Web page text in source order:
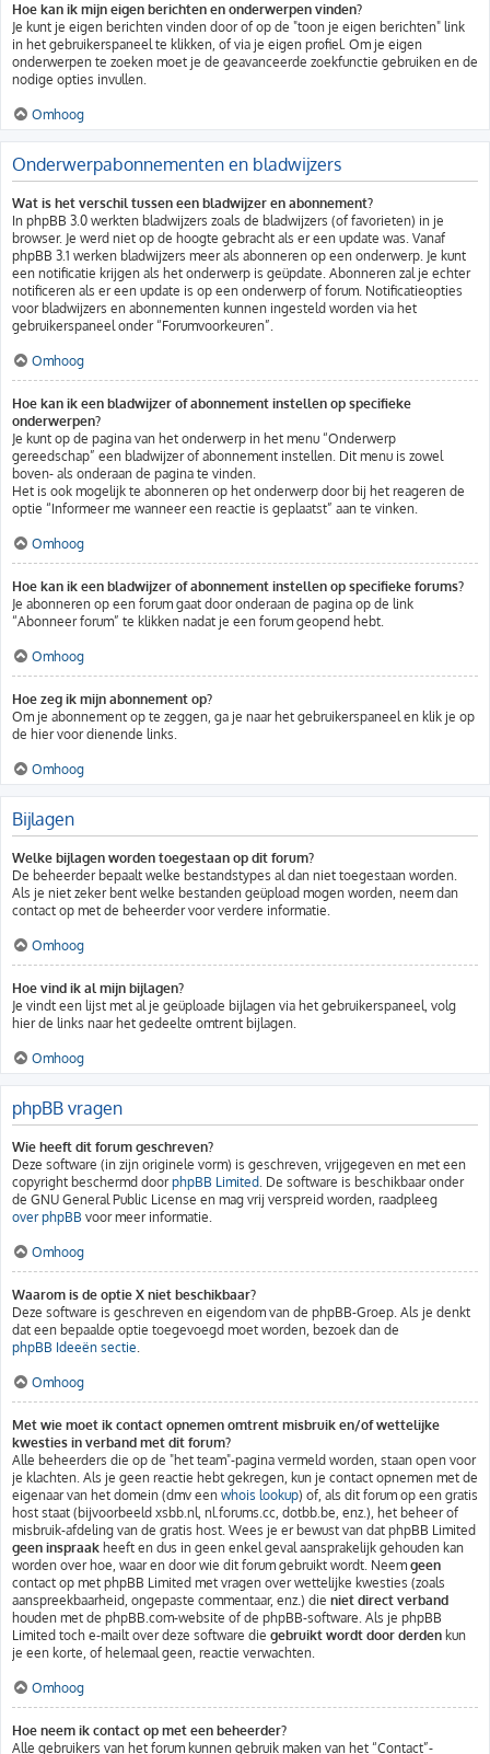
Hoe kan ik mijn eigen berichten en onderwerpen vinden?
Je kunt je eigen berichten vinden door of op de "toon je eigen berichten" link
in het gebruikerspaneel te klikken, of via je eigen profiel. Om je eigen
onderwerpen te zoeken moet je de geavanceerde zoekfunctie gebruiken en de
nodige opties invullen.
Omhoog
Onderwerpabonnementen en bladwijzers
Wat is het verschil tussen een bladwijzer en abonnement?
In phpBB 3.0 werkten bladwijzers zoals de bladwijzers (of favorieten) in je
browser. Je werd niet op de hoogte gebracht als er een update was. Vanaf
phpBB 3.1 werken bladwijzers meer als abonneren op een onderwerp. Je kunt
een notificatie krijgen als het onderwerp is geüpdate. Abonneren zal je echter
notificeren als er een update is op een onderwerp of forum. Notificatieopties
voor bladwijzers en abonnementen kunnen ingesteld worden via het
gebruikerspaneel onder “Forumvoorkeuren”.
Omhoog
Hoe kan ik een bladwijzer of abonnement instellen op specifieke
onderwerpen?
Je kunt op de pagina van het onderwerp in het menu “Onderwerp
gereedschap” een bladwijzer of abonnement instellen. Dit menu is zowel
boven- als onderaan de pagina te vinden.
Het is ook mogelijk te abonneren op het onderwerp door bij het reageren de
optie “Informeer me wanneer een reactie is geplaatst” aan te vinken.
Omhoog
Hoe kan ik een bladwijzer of abonnement instellen op specifieke forums?
Je abonneren op een forum gaat door onderaan de pagina op de link
“Abonneer forum” te klikken nadat je een forum geopend hebt.
Omhoog
Hoe zeg ik mijn abonnement op?
Om je abonnement op te zeggen, ga je naar het gebruikerspaneel en klik je op
de hier voor dienende links.
Omhoog
Bijlagen
Welke bijlagen worden toegestaan op dit forum?
De beheerder bepaalt welke bestandstypes al dan niet toegestaan worden.
Als je niet zeker bent welke bestanden geüpload mogen worden, neem dan
contact op met de beheerder voor verdere informatie.
Omhoog
Hoe vind ik al mijn bijlagen?
Je vindt een lijst met al je geüploade bijlagen via het gebruikerspaneel, volg
hier de links naar het gedeelte omtrent bijlagen.
Omhoog
phpBB vragen
Wie heeft dit forum geschreven?
Deze software (in zijn originele vorm) is geschreven, vrijgegeven en met een
copyright beschermd doorphpBB Limited. De software is beschikbaar onder
de GNU General Public License en mag vrij verspreid worden, raadpleeg
over phpBB voor meer informatie.
Omhoog
Waarom is de optie X niet beschikbaar?
Deze software is geschreven en eigendom van de phpBB-Groep. Als je denkt
dat een bepaalde optie toegevoegd moet worden, bezoek dan de
phpBB Ideeën sectie.
Omhoog
Met wie moet ik contact opnemen omtrent misbruik en/of wettelijke
kwesties in verband met dit forum?
Alle beheerders die op de "het team"-pagina vermeld worden, staan open voor
je klachten. Als je geen reactie hebt gekregen, kun je contact opnemen met de
eigenaar van het domein (dmv een whois lookup) of, als dit forum op een gratis
host staat (bijvoorbeeld xsbb.nl, nl.forums.cc, dotbb.be, enz.), het beheer of
misbruik-afdeling van de gratis host. Wees je er bewust van dat phpBB Limited
geen inspraak heeft en dus in geen enkel geval aansprakelijk gehouden kan
worden over hoe, waar en door wie dit forum gebruikt wordt. Neem geen
contact op met phpBB Limited met vragen over wettelijke kwesties (zoals
aanspreekbaarheid, ongepaste commentaar, enz.) die niet direct verband
houden met de phpBB.com-website of de phpBB-software. Als je phpBB
Limited toch e-mailt over deze software die gebruikt wordt door derden kun
je een korte, of helemaal geen, reactie verwachten.
Omhoog
Hoe neem ik contact op met een beheerder?
Alle gebruikers van het forum kunnen gebruik maken van het “Contact”-